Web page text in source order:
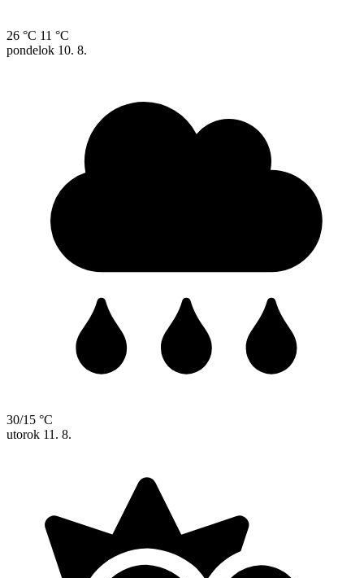
26 °C 11 °C
pondelok 10. 8.
30/15 °C
utorok 11. 8.